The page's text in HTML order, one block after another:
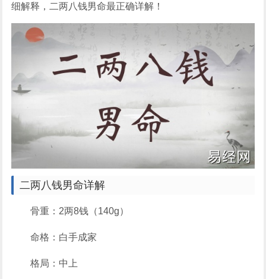
细解释，二两八钱男命最正确详解！
二两八钱男命详解
骨重：2两8钱（140g）
命格：白手成家
格局：中上